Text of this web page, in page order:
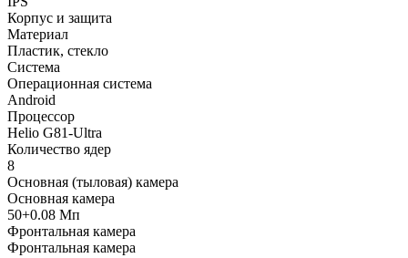
Корпус и защита
Материал
Пластик, стекло
Система
Операционная система
Android
Процессор
Helio G81-Ultra
Количество ядер
8
Основная (тыловая) камера
Основная камера
50+0.08 Мп
Фронтальная камера
Фронтальная камера